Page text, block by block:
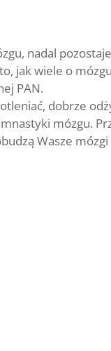
nadal
jak wiele o
PAN.
dobrze
mózgu.
Wasze mózgi